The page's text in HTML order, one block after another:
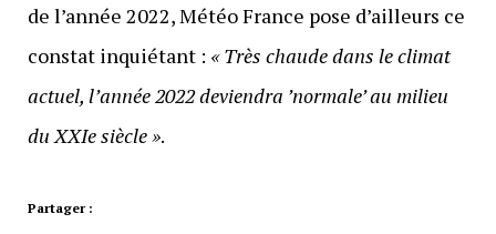
de l’année 2022, Météo France pose d’ailleurs ce
constat inquiétant : « Très chaude dans le climat
actuel, l’année 2022 deviendra ’normale’ au milieu
du XXIe siècle ».
Partager :